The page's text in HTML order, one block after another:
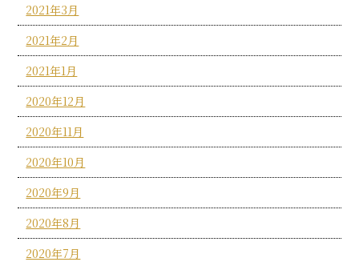
2021年3月
2021年2月
2021年1月
2020年12月
2020年11月
2020年10月
2020年9月
2020年8月
2020年7月